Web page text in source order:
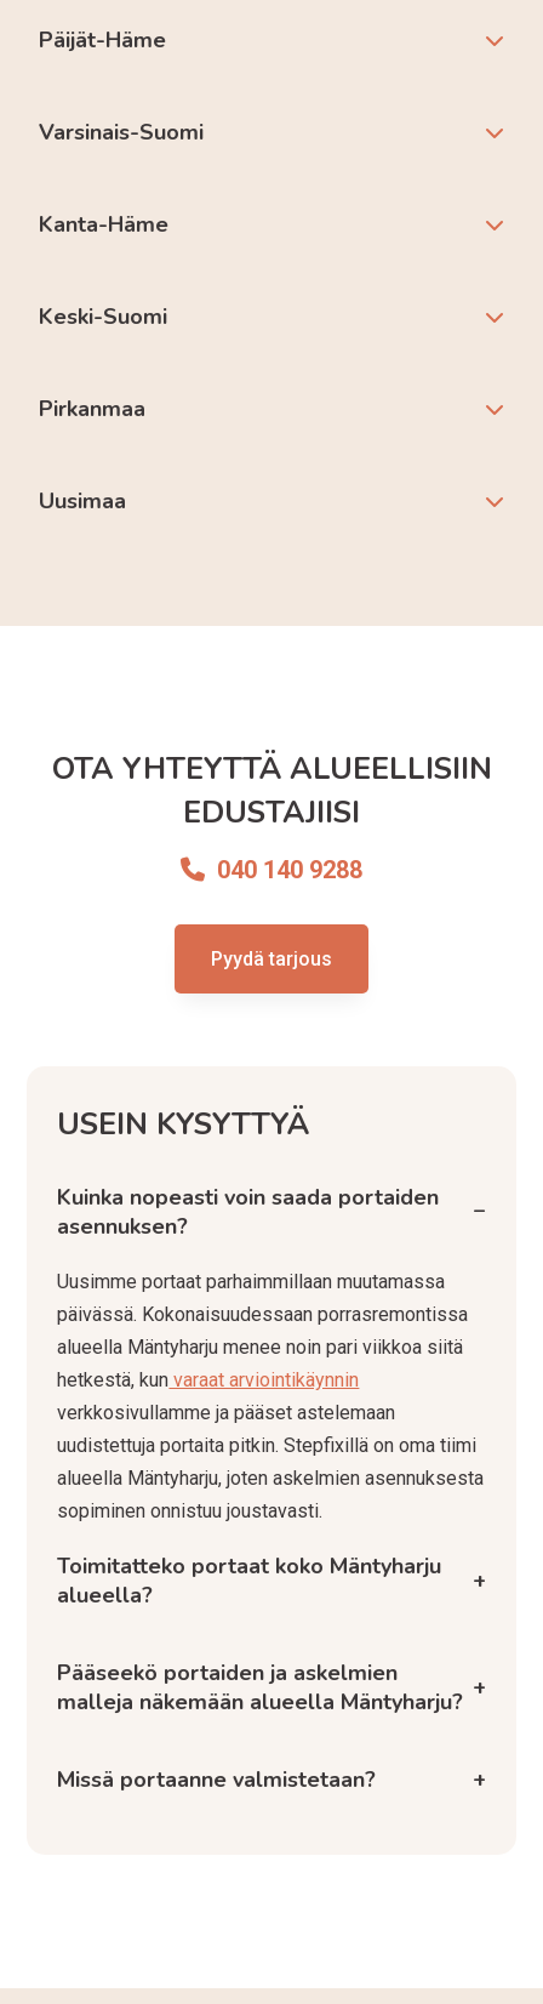
Päijät-Häme
Varsinais-Suomi
Kanta-Häme
Keski-Suomi
Pirkanmaa
Uusimaa
OTA YHTEYTTÄ ALUEELLISIIN
EDUSTAJIISI
040 140 9288
Pyydä tarjous
USEIN KYSYTTYÄ
Kuinka nopeasti voin saada portaiden
asennuksen?
−
Uusimme portaat parhaimmillaan muutamassa
päivässä. Kokonaisuudessaan porrasremontissa
alueella Mäntyharju menee noin pari viikkoa siitä
hetkestä, kun varaat arviointikäynnin
verkkosivullamme ja pääset astelemaan
uudistettuja portaita pitkin. Stepfixillä on oma tiimi
alueella Mäntyharju, joten askelmien asennuksesta
sopiminen onnistuu joustavasti.
Toimitatteko portaat koko Mäntyharju
alueella?
+
Pääseekö portaiden ja askelmien
malleja näkemään alueella Mäntyharju? +
Missä portaanne valmistetaan? +